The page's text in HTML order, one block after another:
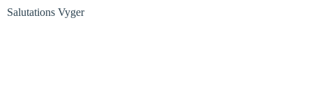
Salutations Vyger